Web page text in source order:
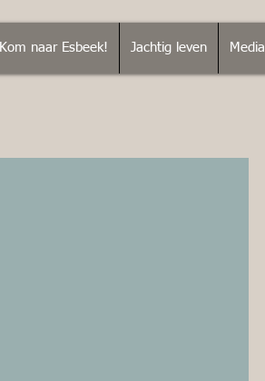
Kom naar Esbeek! Jachtig leven Media